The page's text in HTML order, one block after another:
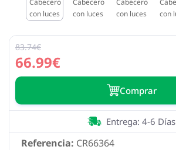
66.99€
83.74€
Сomprar
Referencia: CR66364
Entrega: 4-6 Días